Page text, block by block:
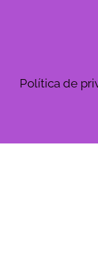
Política de